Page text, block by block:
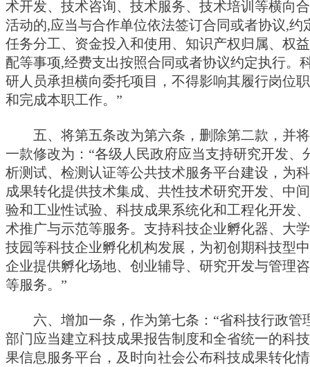
术开发、技术咨询、技术服务、技术培训等横向
活动的,应当与合作单位依法签订合同或者协议,约
任务分工、资金投入和使用、知识产权归属、权
配等事项,经费支出按照合同或者协议约定执行。
研人员承担横向委托项目，不得影响其履行岗位
和完成本职工作。”
五、将第五条改为第六条，删除第二款，并
一款修改为：“各级人民政府应当支持研究开发、
析测试、检测认证等公共技术服务平台建设，为
成果转化提供技术集成、共性技术研究开发、中
验和工业性试验、科技成果系统化和工程化开发
术推广与示范等服务。支持科技企业孵化器、大
技园等科技企业孵化机构发展，为初创期科技型
企业提供孵化场地、创业辅导、研究开发与管理
等服务。”
六、增加一条，作为第七条：“省科技行政管
部门应当建立科技成果报告制度和全省统一的科
果信息服务平台，及时向社会公布科技成果转化